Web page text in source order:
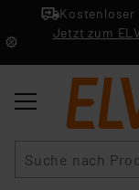
Kostenloser
Jetzt zum